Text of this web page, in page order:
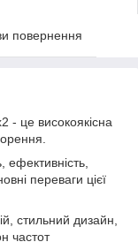
повернення
- це високоякісна
ефективність,
переваги цієї
стильний дизайн,
частот